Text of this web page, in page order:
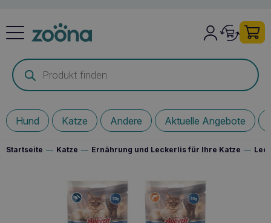
Products
search
Hund Katze Andere Aktuelle Angebote
Startseite — Katze — Ernährung und Leckerlis für Ihre Katze —